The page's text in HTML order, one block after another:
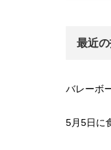
最近
バレーボ
5月5日に